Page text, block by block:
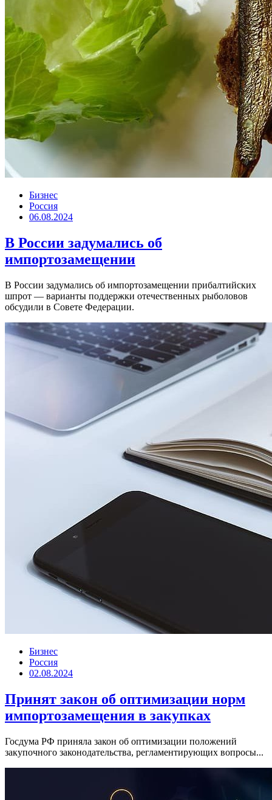
Бизнес
Россия
06.08.2024
В России задумались об
импортозамещении
В России задумались об импортозамещении прибалтийских
шпрот — варианты поддержки отечественных рыболовов
обсудили в Совете Федерации.
Бизнес
Россия
02.08.2024
Принят закон об оптимизации норм
импортозамещения в закупках
Госдума РФ приняла закон об оптимизации положений
закупочного законодательства, регламентирующих вопросы...